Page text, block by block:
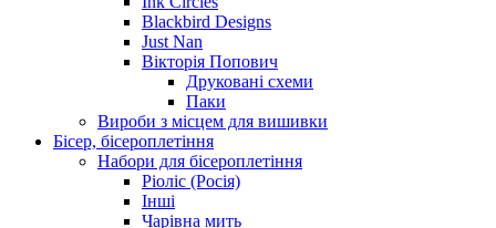
Blackbird Designs
Just Nan
Вікторія Попович
Друковані схеми
Паки
Вироби з місцем для вишивки
Бісер, бісероплетіння
Набори для бісероплетіння
Ріоліс (Росія)
Інші
Чарівна мить